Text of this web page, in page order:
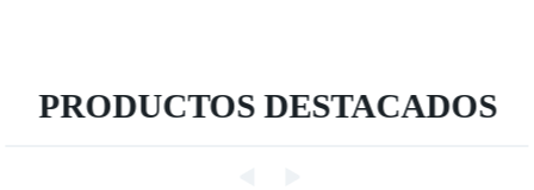
PRODUCTOS DESTACADOS